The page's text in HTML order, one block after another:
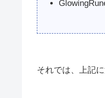
それでは、上記